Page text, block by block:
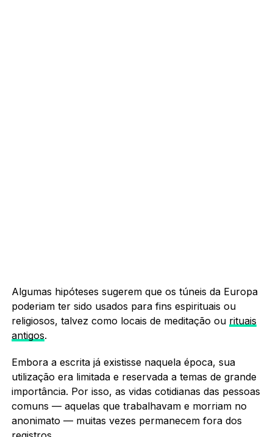
Algumas hipóteses sugerem que os túneis da Europa
poderiam ter sido usados ​​para fins espirituais ou
religiosos, talvez como locais de meditação ou rituais
antigos.
Embora a escrita já existisse naquela época, sua
utilização era limitada e reservada a temas de grande
importância. Por isso, as vidas cotidianas das pessoas
comuns — aquelas que trabalhavam e morriam no
anonimato — muitas vezes permanecem fora dos